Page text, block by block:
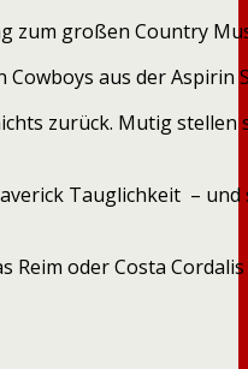
zum großen Country
aus der Aspirin
zurück. Mutig stellen
Tauglichkeit – und
Reim oder Costa